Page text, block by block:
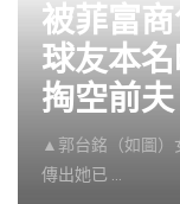
被菲富
球友本
掏空前夫
▲郭台銘（如圖）
傳出她已 …